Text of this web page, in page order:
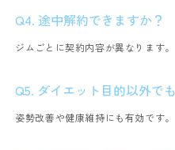
Q4. 途中解約できますか？
ジムごとに契約内容が異なります。
Q5. ダイエット目的以外で
姿勢改善や健康維持にも有効です。